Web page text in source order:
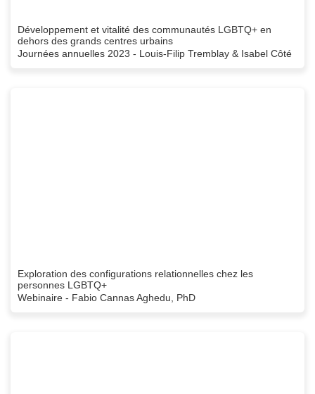
Développement et vitalité des communautés LGBTQ+ en
dehors des grands centres urbains
Journées annuelles 2023 - Louis-Filip Tremblay & Isabel Côté
Exploration des configurations relationnelles chez les
personnes LGBTQ+
Webinaire - Fabio Cannas Aghedu, PhD